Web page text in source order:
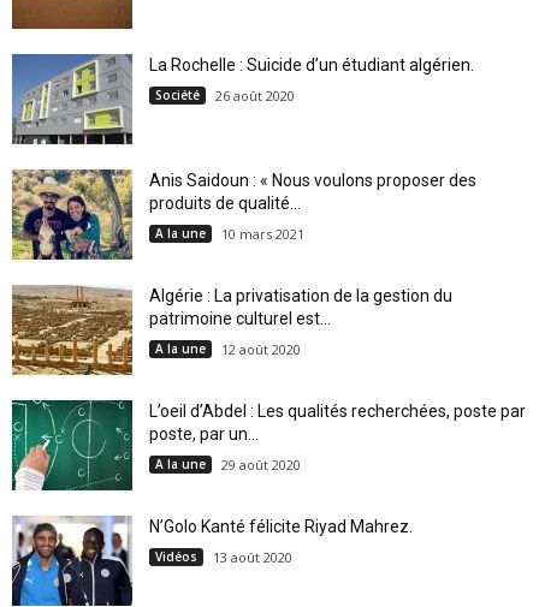
La Rochelle : Suicide d’un étudiant algérien.
Société 26 août 2020
Anis Saidoun : « Nous voulons proposer des
produits de qualité...
A la une 10 mars 2021
Algérie : La privatisation de la gestion du
patrimoine culturel est...
A la une 12 août 2020
L’oeil d’Abdel : Les qualités recherchées, poste par
poste, par un...
A la une 29 août 2020
N’Golo Kanté félicite Riyad Mahrez.
Vidéos 13 août 2020